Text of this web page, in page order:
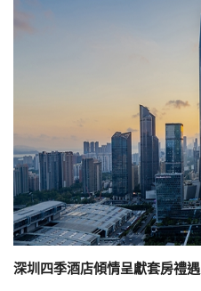
深圳四季酒店傾情呈獻套房禮遇